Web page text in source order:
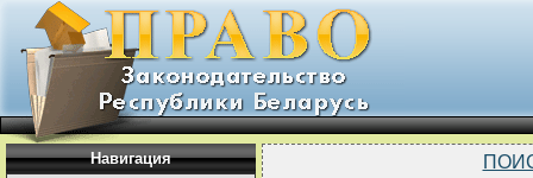
Навигация